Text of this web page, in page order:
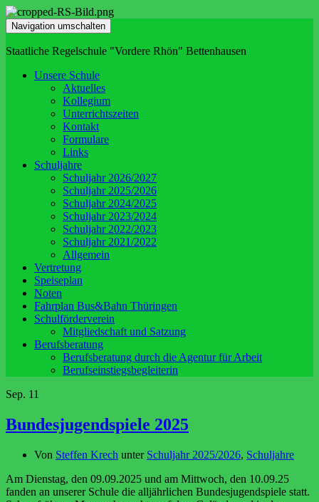
Navigation umschalten
Staatliche Regelschule "Vordere Rhön" Bettenhausen
Unsere Schule
Aktuelles
Kollegium
Unterrichtszeiten
Kontakt
Formulare
Links
Schuljahre
Schuljahr 2026/2027
Schuljahr 2025/2026
Schuljahr 2024/2025
Schuljahr 2023/2024
Schuljahr 2022/2023
Schuljahr 2021/2022
Allgemein
Vertretung
Speiseplan
Noten
Fahrplan Bus&Bahn Thüringen
Schulförderverein
Mitgliedschaft und Satzung
Berufsberatung
Berufsberatung durch die Agentur für Arbeit
Berufseinstiegsbegleiterin
Sep. 11
Bundesjugendspiele 2025
Von Steffen Krech unter Schuljahr 2025/2026, Schuljahre
Am Dienstag, den 09.09.2025 und am Mittwoch, den 10.09.25
fanden an unserer Schule die alljährlichen Bundesjugendspiele statt.